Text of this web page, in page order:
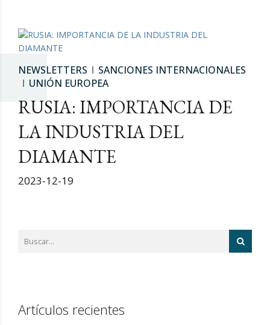
NEWSLETTERS
SANCIONES INTERNACIONALES
UNIÓN EUROPEA
RUSIA: IMPORTANCIA DE
LA INDUSTRIA DEL
DIAMANTE
2023-12-19
Artículos recientes